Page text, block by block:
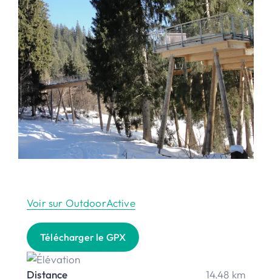
Voir sur OutdoorActive
Télécharger le GPX
Distance 14.48 km